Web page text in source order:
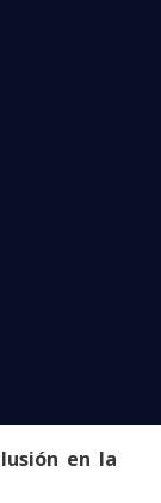
en la